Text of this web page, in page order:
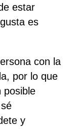
estar
es
con la
por lo que
posible
y